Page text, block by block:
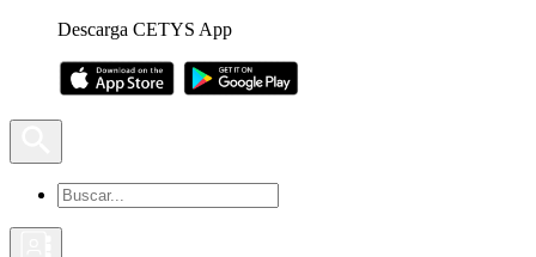
Descarga CETYS App